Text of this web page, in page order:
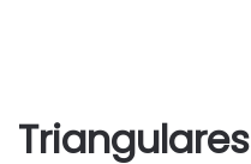
Triangulares